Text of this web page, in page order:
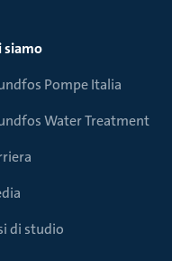
siamo
Pompe Italia
Water Treatment
di studio